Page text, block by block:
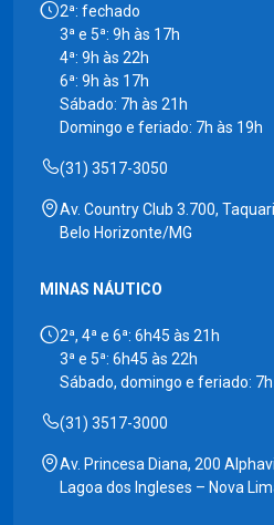
2ª: fechado
3ª e 5ª: 9h às 17h
4ª: 9h às 22h
6ª: 9h às 17h
Sábado: 7h às 21h
Domingo e feriado: 7h às 19h
(31) 3517-3050
Av. Country Club 3.700,
Belo Horizonte/MG
MINAS NÁUTICO
2ª, 4ª e 6ª: 6h45 às 21h
3ª e 5ª: 6h45 às 22h
Sábado, domingo e feriado:
(31) 3517-3000
Av. Princesa Diana, 200
Lagoa dos Ingleses – Nova